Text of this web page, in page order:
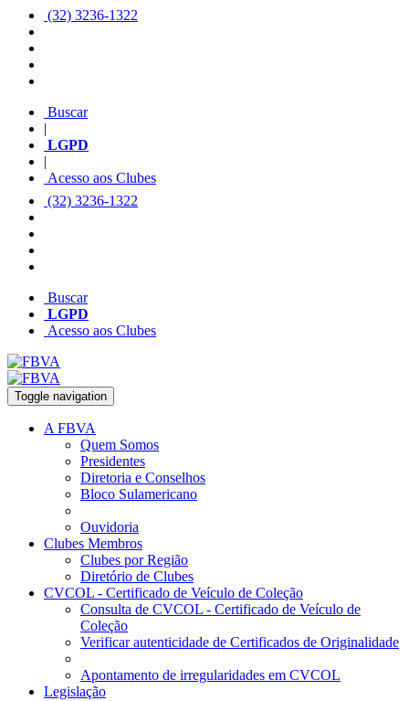
(32) 3236-1322
Buscar
|
LGPD
|
Acesso aos Clubes
(32) 3236-1322
Buscar
LGPD
Acesso aos Clubes
Toggle navigation
A FBVA
Quem Somos
Presidentes
Diretoria e Conselhos
Bloco Sulamericano
Ouvidoria
Clubes Membros
Clubes por Região
Diretório de Clubes
CVCOL - Certificado de Veículo de Coleção
Consulta de CVCOL - Certificado de Veículo de
Coleção
Verificar autenticidade de Certificados de Originalidade
Apontamento de irregularidades em CVCOL
Legislação